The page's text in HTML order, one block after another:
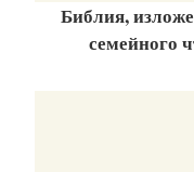
Библия,
семейного